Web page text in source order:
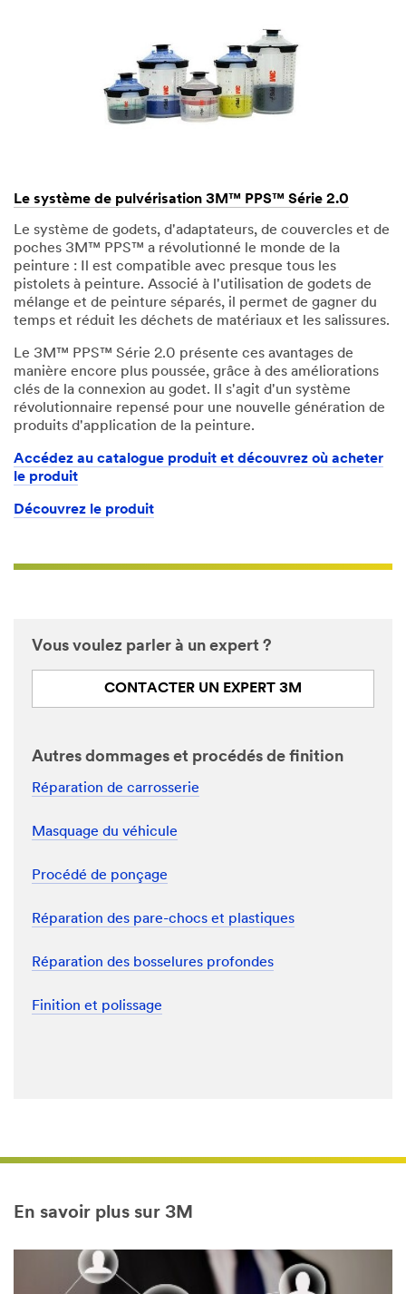
Le système de pulvérisation 3M™ PPS™ Série 2.0
Le système de godets, d'adaptateurs, de couvercles et de
poches 3M™ PPS™ a révolutionné le monde de la
peinture : Il est compatible avec presque tous les
pistolets à peinture. Associé à l'utilisation de godets de
mélange et de peinture séparés, il permet de gagner du
temps et réduit les déchets de matériaux et les salissures.
Le 3M™ PPS™ Série 2.0 présente ces avantages de
manière encore plus poussée, grâce à des améliorations
clés de la connexion au godet. Il s'agit d'un système
révolutionnaire repensé pour une nouvelle génération de
produits d'application de la peinture.
Accédez au catalogue produit et découvrez où acheter
le produit
Découvrez le produit
Vous voulez parler à un expert ?
CONTACTER UN EXPERT 3M
Autres dommages et procédés de finition
Réparation de carrosserie
Masquage du véhicule
Procédé de ponçage
Réparation des pare-chocs et plastiques
Réparation des bosselures profondes
Finition et polissage
En savoir plus sur 3M